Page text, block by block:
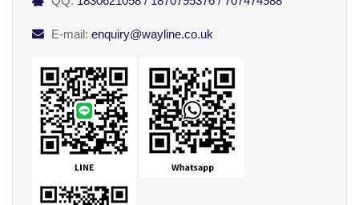
E-mail: enquiry@wayline.co.uk